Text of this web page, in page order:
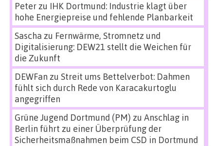
Peterzu IHK Dortmund: Industrie klagt über
hohe Energiepreise und fehlende Planbarkeit
Sascha zu Fernwärme, Stromnetz und
Digitalisierung: DEW21 stellt die Weichen für
die Zukunft
DEWFan zu Streit ums Bettelverbot: Dahmen
fühlt sich durch Rede von Karacakurtoglu
angegriffen
Grüne Jugend Dortmund (PM) zu Anschlag in
Berlin führt zu einer Überprüfung der
Sicherheitsmaßnahmen beim CSD in Dortmund